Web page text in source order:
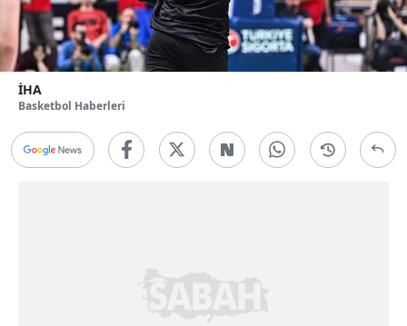
İHA
Basketbol Haberleri